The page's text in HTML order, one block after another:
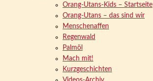
Orang-Utans-Kids – Startseite
Orang-Utans – das sind wir
Menschenaffen
Regenwald
Palmöl
Mach mit!
Kurzgeschichten